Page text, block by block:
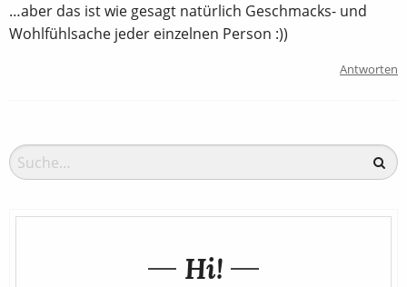
…aber das ist wie gesagt natürlich Geschmacks- und
Wohlfühlsache jeder einzelnen Person :))
Antworten
Hi!